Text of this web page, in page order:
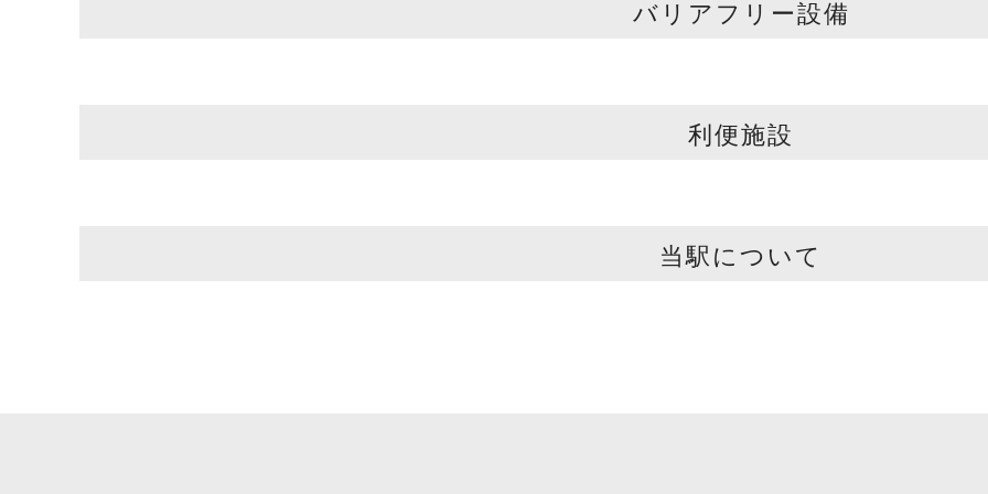
バリアフリー設備
利便施設
当駅について